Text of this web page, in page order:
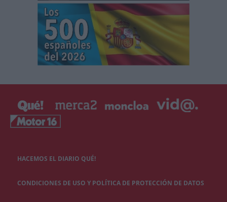
HACEMOS EL DIARIO QUÉ!
CONDICIONES DE USO Y POLÍTICA DE PROTECCIÓN DE DATOS